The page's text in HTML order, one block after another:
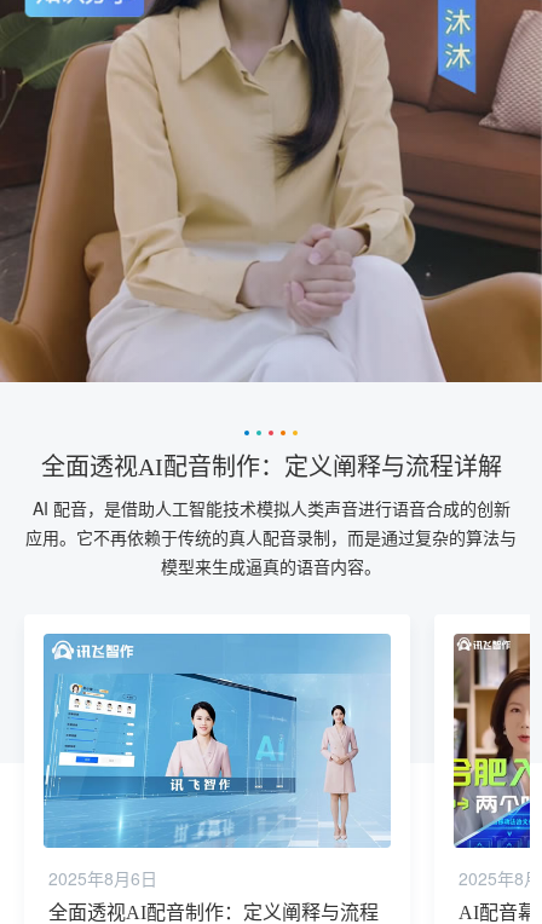
全面透视AI配音制作：定义阐释与流程详解
AI 配音，是借助人工智能技术模拟人类声音进行语音合成的创新
应用。它不再依赖于传统的真人配音录制，而是通过复杂的算法与
模型来生成逼真的语音内容。
2025年8月6日
全面透视AI配音制作：定义阐释与流程
2025年8
AI配音幕